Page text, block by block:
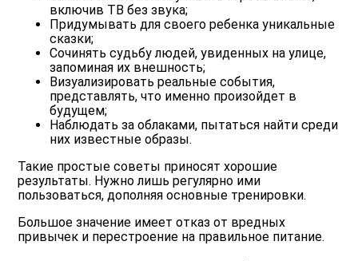
включив ТВ без звука;
Придумывать для своего ребенка уникальные
сказки;
Сочинять судьбу людей, увиденных на улице,
запоминая их внешность;
Визуализировать реальные события,
представлять, что именно произойдет в
будущем;
Наблюдать за облаками, пытаться найти среди
них известные образы.
Такие простые советы приносят хорошие
результаты. Нужно лишь регулярно ими
пользоваться, дополняя основные тренировки.
Большое значение имеет отказ от вредных
привычек и перестроение на правильное питание.